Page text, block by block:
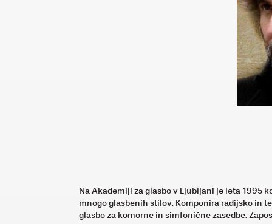
Na Akademiji za glasbo v Ljubljani je leta 1995
mnogo glasbenih stilov. Komponira radijsko in
glasbo za komorne in simfonične zasedbe.